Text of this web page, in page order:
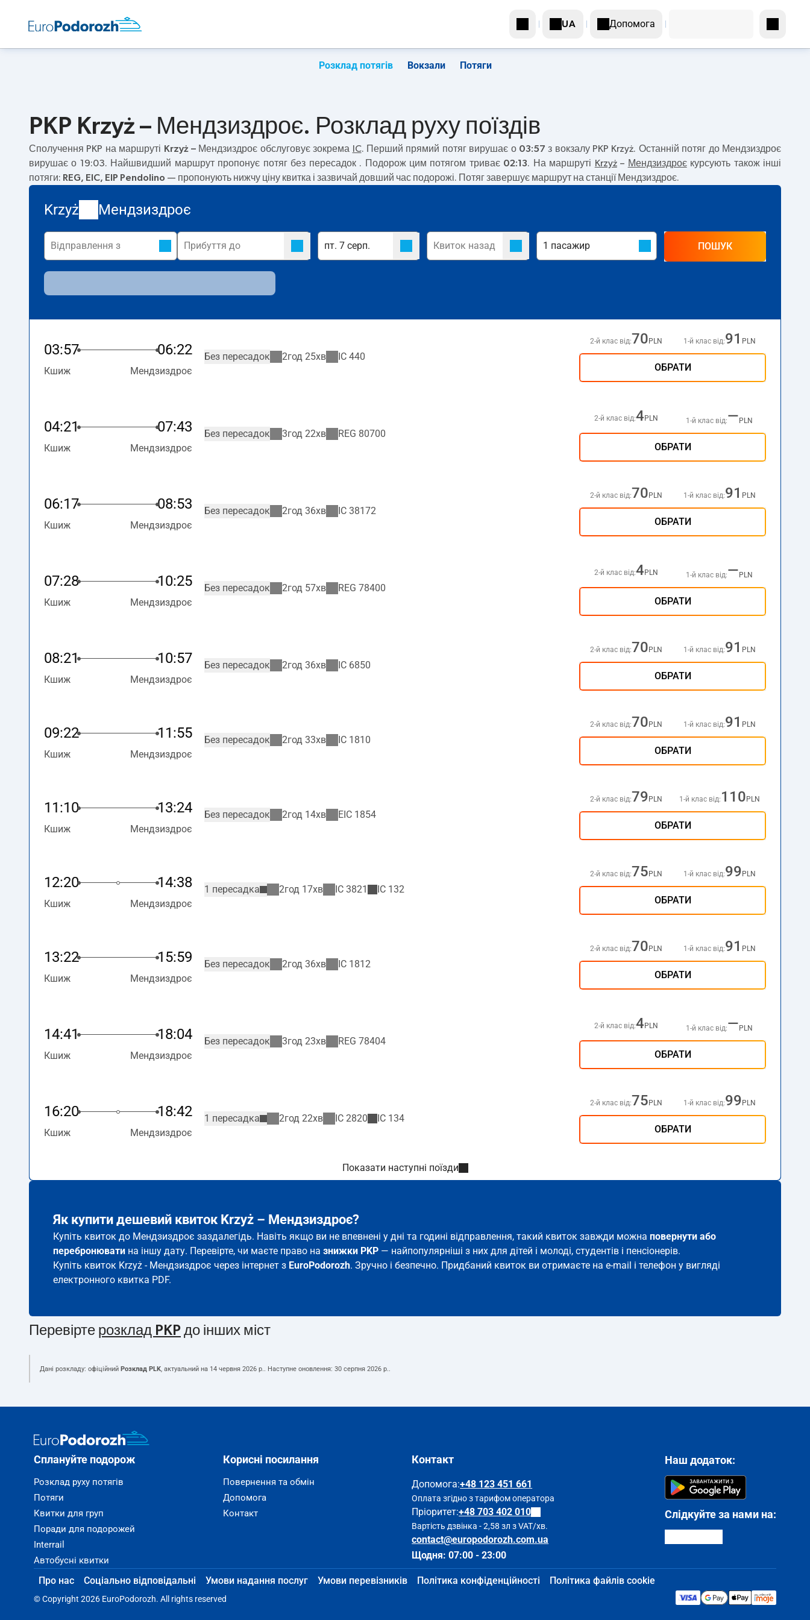
UA Допомога
Розклад потягів Вокзали Потяги
PKP Krzyż – Мендзиздроє. Розклад руху поїздів
Сполучення PKP на маршруті Krzyż – Мендзиздроє обслуговує зокрема IC. Перший прямий потяг вирушає о 03:57 з вокзалу PKP Krzyż. Останній потяг до Мендзиздроє
вирушає о 19:03. Найшвидший маршрут пропонує потяг без пересадок . Подорож цим потягом триває 02:13. На маршруті Krzyż– Мендзиздроєкурсують також інші
потяги: REG, EIC, EIP Pendolino — пропонують нижчу ціну квитка і зазвичай довший час подорожі. Потяг завершує маршрут на станції Мендзиздроє.
Krzyż Мендзиздроє
ПОШУК
03:57 06:22
Кшиж Мендзиздроє
Без пересадок 2год 25хв IC 440
2-й клас від:70 PLN 1-й клас від:91 PLN
ОБРАТИ
04:21 07:43
Кшиж Мендзиздроє
Без пересадок 3год 22хв REG 80700
2-й клас від:4 PLN 1-й клас від:— PLN
ОБРАТИ
06:17 08:53
Кшиж Мендзиздроє
Без пересадок 2год 36хв IC 38172
2-й клас від:70 PLN 1-й клас від:91 PLN
ОБРАТИ
07:28 10:25
Кшиж Мендзиздроє
Без пересадок 2год 57хв REG 78400
2-й клас від:4 PLN 1-й клас від:— PLN
ОБРАТИ
08:21 10:57
Кшиж Мендзиздроє
Без пересадок 2год 36хв IC 6850
2-й клас від:70 PLN 1-й клас від:91 PLN
ОБРАТИ
09:22 11:55
Кшиж Мендзиздроє
Без пересадок 2год 33хв IC 1810
2-й клас від:70 PLN 1-й клас від:91 PLN
ОБРАТИ
11:10 13:24
Кшиж Мендзиздроє
Без пересадок 2год 14хв EIC 1854
2-й клас від:79 PLN 1-й клас від: 110 PLN
ОБРАТИ
12:20 14:38
Кшиж Мендзиздроє
1 пересадка 2год 17хв IC 3821 IC 132
2-й клас від:75 PLN 1-й клас від:99 PLN
ОБРАТИ
13:22 15:59
Кшиж Мендзиздроє
Без пересадок 2год 36хв IC 1812
2-й клас від:70 PLN 1-й клас від:91 PLN
ОБРАТИ
14:41 18:04
Кшиж Мендзиздроє
Без пересадок 3год 23хв REG 78404
2-й клас від:4 PLN 1-й клас від:— PLN
ОБРАТИ
16:20 18:42
Кшиж Мендзиздроє
1 пересадка 2год 22хв IC 2820 IC 134
2-й клас від:75 PLN 1-й клас від:99 PLN
ОБРАТИ
Показати наступні поїзди
Як купити дешевий квиток Krzyż – Мендзиздроє?
Купіть квиток до Мендзиздроє заздалегідь. Навіть якщо ви не впевнені у дні та годині відправлення, такий квиток завжди можна повернути або
перебронювати на іншу дату. Перевірте, чи маєте право на знижки PKP — найпопулярніші з них для дітей і молоді, студентів і пенсіонерів.
Купіть квиток Krzyż - Мендзиздроє через інтернет з EuroPodorozh. Зручно і безпечно. Придбаний квиток ви отримаєте на e-mail і телефон у вигляді
електронного квитка PDF.
Перевірте розклад PKP до інших міст
Дані розкладу: офіційний Розклад PLK, актуальний на 14 червня 2026 р.. Наступне оновлення: 30 серпня 2026 р..
Сплануйте подорож
Розклад руху потягів
Потяги
Квитки для груп
Поради для подорожей
Interrail
Автобусні квитки
Корисні посилання
Повернення та обмін
Допомога
Контакт
Контакт
Допомога:+48 123 451 661
Оплата згідно з тарифом оператора
Пріоритет:+48 703 402 010
Вартість дзвінка - 2,58 зл з VAT/хв.
contact@europodorozh.com.ua
Щодня: 07:00 - 23:00
Наш додаток:
Слідкуйте за нами на:
Про нас Соціально відповідальні Умови надання послуг Умови перевізників Політика конфіденційності Політика файлів cookie
© Copyright 2026 EuroPodorozh. All rights reserved